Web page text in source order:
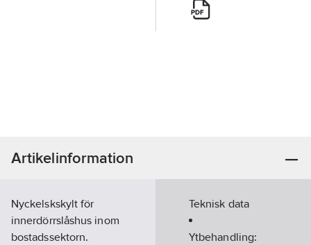
Artikelinformation
Nyckelskskylt för
innerdörrslåshus inom
bostadssektorn.
Teknisk data
Ytbehandling: